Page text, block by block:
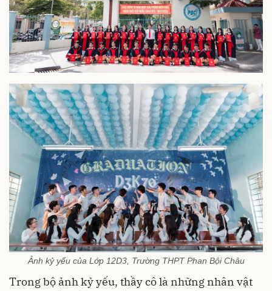
Ảnh kỷ yếu của Lớp 12D3, Trường THPT Phan Bội Châu
Trong bộ ảnh kỷ yếu, thầy cô là những nhân vật